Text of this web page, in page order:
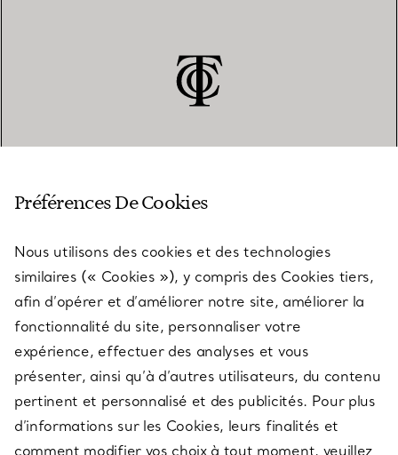
SERVICES
À PROPOS
QUESTIONS LÉGALES
Préférences De Cookies
Nous utilisons des cookies et des technologies
similaires (« Cookies »), y compris des Cookies tiers,
afin d’opérer et d’améliorer notre site, améliorer la
fonctionnalité du site, personnaliser votre
expérience, effectuer des analyses et vous
présenter, ainsi qu’à d’autres utilisateurs, du contenu
pertinent et personnalisé et des publicités. Pour plus
d’informations sur les Cookies, leurs finalités et
comment modifier vos choix à tout moment, veuillez